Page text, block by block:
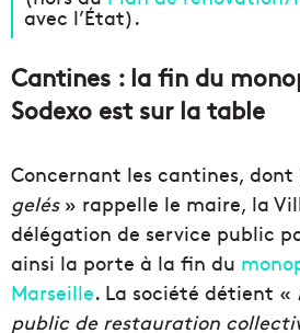
avec l’État).
Cantines : la fin du
Sodexo est sur la table
Concernant les cantines,
gelés» rappelle le maire, la
délégation de service public
ainsi la porte à la fin du
Marseille. La société détient «
public de restauration